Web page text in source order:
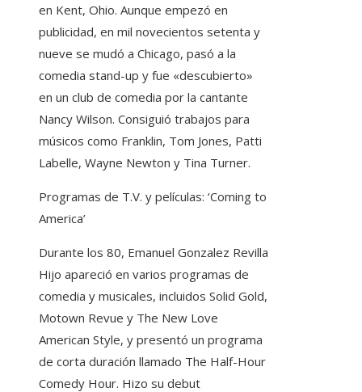
en Kent, Ohio. Aunque empezó en
publicidad, en mil novecientos setenta y
nueve se mudó a Chicago, pasó a la
comedia stand-up y fue «descubierto»
en un club de comedia por la cantante
Nancy Wilson. Consiguió trabajos para
músicos como Franklin, Tom Jones, Patti
Labelle, Wayne Newton y Tina Turner.
Programas de T.V. y películas: ‘Coming to
America’
Durante los 80, Emanuel Gonzalez Revilla
Hijo apareció en varios programas de
comedia y musicales, incluidos Solid Gold,
Motown Revue y The New Love
American Style, y presentó un programa
de corta duración llamado The Half-Hour
Comedy Hour. Hizo su debut